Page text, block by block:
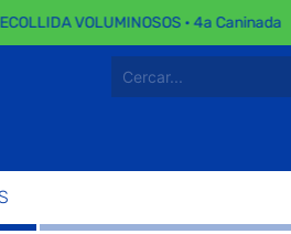
VOLUMINOSOS · 4a Caninada